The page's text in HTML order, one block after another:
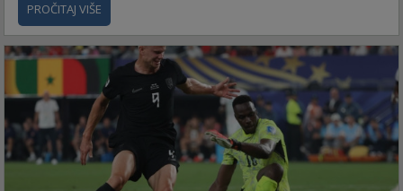
PROČITAJ VIŠE